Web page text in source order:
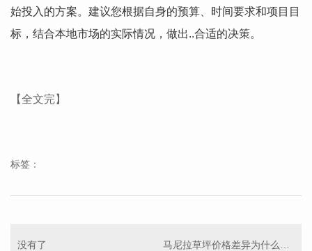
始投入的方案。建议您根据自身的预算、时间要求和项目目
标，结合本地市场的实际情况，做出..合适的决策。
【全文完】
标签：
没有了